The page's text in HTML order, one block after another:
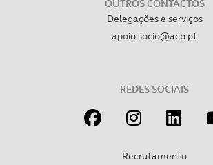
OUTROS CONTACTOS
Delegações e serviços
apoio.socio@acp.pt
REDES SOCIAIS
Recrutamento